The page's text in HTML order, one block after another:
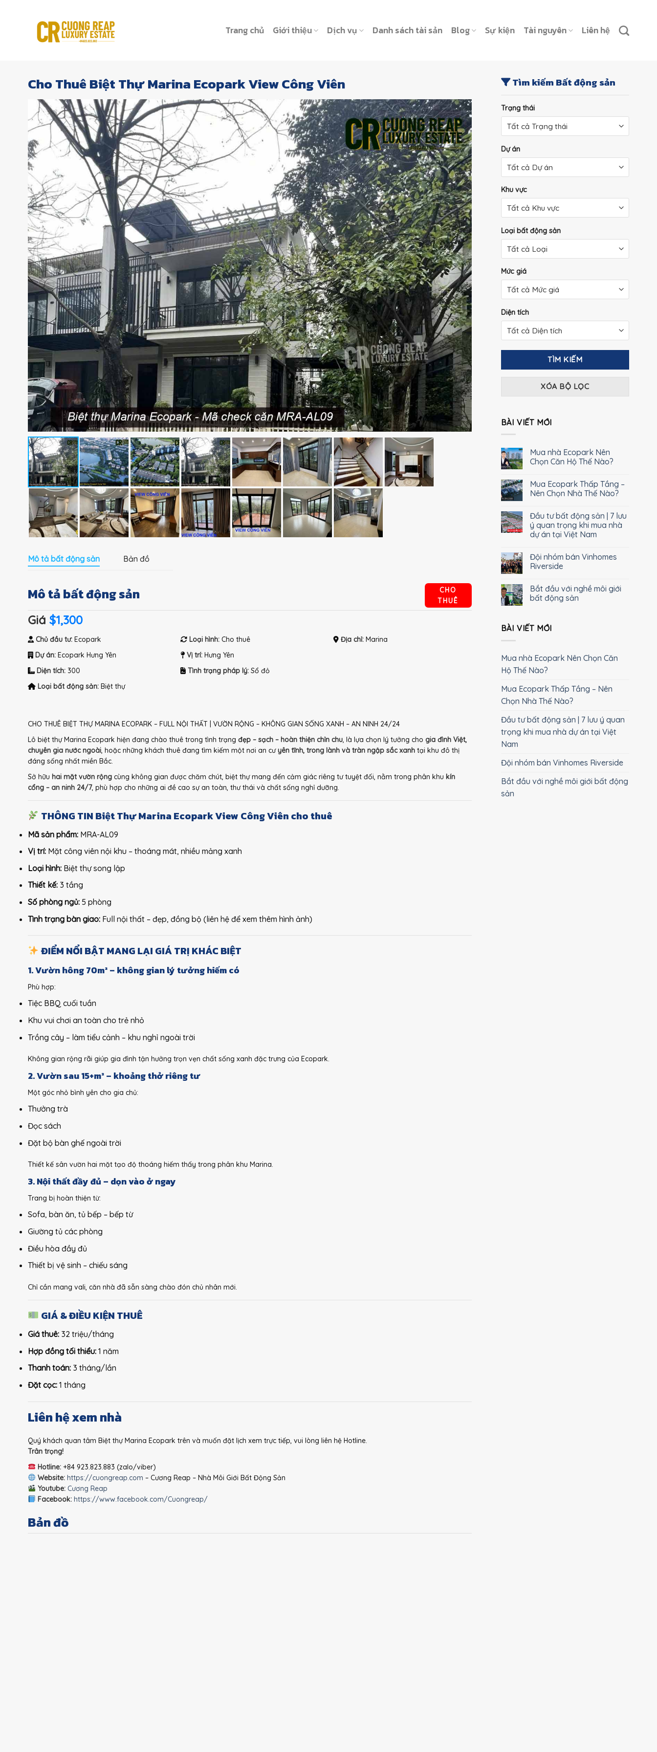
Trang chủ Giới thiệu Dịch vụ Danh sách tài sản Blog Sự kiện Tài nguyên Liên hệ
Cho Thuê Biệt Thự Marina Ecopark View Công Viên
Mô tả bất động sản Bản đồ
Mô tả bất động sản
CHO
THUÊ
Giá $1,300
Chủ đầu tư: Ecopark
Dự án: Ecopark Hưng Yên
Diện tích: 300
Loại bất động sản: Biệt thự
Loại hình: Cho thuê
Vị trí: Hưng Yên
Tình trạng pháp lý: Sổ đỏ
Địa chỉ:Marina
CHO THUÊ BIỆT THỰ MARINA ECOPARK – FULL NỘI THẤT | VƯỜN RỘNG – KHÔNG GIAN SỐNG XANH – AN NINH 24/24
Lô biệt thự Marina Ecopark hiện đang chào thuê trong tình trạng đẹp – sạch – hoàn thiện chỉn chu, là lựa chọn lý tưởng cho gia đình Việt,
chuyên gia nước ngoài, hoặc những khách thuê đang tìm kiếm một nơi an cưyên tĩnh, trong lành và tràn ngập sắc xanh tại khu đô thị
đáng sống nhất miền Bắc.
Sở hữu hai mặt vườn rộng cùng không gian được chăm chút, biệt thự mang đến cảm giác riêng tư tuyệt đối, nằm trong phân khu kín
cổng – an ninh 24/7, phù hợp cho những ai đề cao sự an toàn, thư thái và chất sống nghỉ dưỡng.
THÔNG TIN Biệt Thự Marina Ecopark View Công Viên cho thuê
Mã sản phẩm: MRA-AL09
Vị trí: Mặt công viên nội khu – thoáng mát, nhiều mảng xanh
Loại hình: Biệt thự song lập
Thiết kế: 3 tầng
Số phòng ngủ: 5 phòng
Tình trạng bàn giao: Full nội thất – đẹp, đồng bộ (liên hệ để xem thêm hình ảnh)
ĐIỂM NỔI BẬT MANG LẠI GIÁ TRỊ KHÁC BIỆT
1. Vườn hông 70m² – không gian lý tưởng hiếm có
Phù hợp:
Tiệc BBQ cuối tuần
Khu vui chơi an toàn cho trẻ nhỏ
Trồng cây – làm tiểu cảnh – khu nghỉ ngoài trời
Không gian rộng rãi giúp gia đình tận hưởng trọn vẹn chất sống xanh đặc trưng của Ecopark.
2. Vườn sau 15+m² – khoảng thở riêng tư
Một góc nhỏ bình yên cho gia chủ:
Thưởng trà
Đọc sách
Đặt bộ bàn ghế ngoài trời
Thiết kế sân vườn hai mặt tạo độ thoáng hiếm thấy trong phân khu Marina.
3. Nội thất đầy đủ – dọn vào ở ngay
Trang bị hoàn thiện từ:
Sofa, bàn ăn, tủ bếp – bếp từ
Giường tủ các phòng
Điều hòa đầy đủ
Thiết bị vệ sinh – chiếu sáng
Chỉ cần mang vali, căn nhà đã sẵn sàng chào đón chủ nhân mới.
GIÁ & ĐIỀU KIỆN THUÊ
Giá thuê: 32 triệu/tháng
Hợp đồng tối thiểu: 1 năm
Thanh toán: 3 tháng/lần
Đặt cọc: 1 tháng
Liên hệ xem nhà
Quý khách quan tâm Biệt thự Marina Ecopark trên và muốn đặt lịch xem trực tiếp, vui lòng liên hệ Hotline.
Trân trọng!
Hotline:+84 923.823.883 (zalo/viber)
Website: https://cuongreap.com – Cương Reap – Nhà Môi Giới Bất Động Sản
Youtube: Cương Reap
Facebook: https://www.facebook.com/Cuongreap/
Bản đồ
Tìm kiếm Bất động sản
Trạng thái
Dự án
Khu vực
Loại bất động sản
Mức giá
Diện tích
TÌM KIẾM
XÓA BỘ LỌC
BÀI VIẾT MỚI
Mua nhà Ecopark Nên
Chọn Căn Hộ Thế Nào?
Mua Ecopark Thấp Tầng –
Nên Chọn Nhà Thế Nào?
Đầu tư bất động sản | 7 lưu
ý quan trọng khi mua nhà
dự án tại Việt Nam
Đội nhóm bán Vinhomes
Riverside
Bắt đầu với nghề môi giới
bất động sản
BÀI VIẾT MỚI
Mua nhà Ecopark Nên Chọn Căn
Hộ Thế Nào?
Mua Ecopark Thấp Tầng – Nên
Chọn Nhà Thế Nào?
Đầu tư bất động sản | 7 lưu ý quan
trọng khi mua nhà dự án tại Việt
Nam
Đội nhóm bán Vinhomes Riverside
Bắt đầu với nghề môi giới bất động
sản